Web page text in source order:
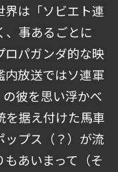
界は「ソビエト連
、事あるごとに
ロパガンダ的な映
内放送ではソ連軍
の彼を思い浮かべ
を据え付けた馬車
ップス（？）が流
あいまって（そ